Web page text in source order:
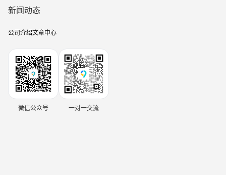
新闻动态
公司介绍文章中心
微信公众号 一对一交流